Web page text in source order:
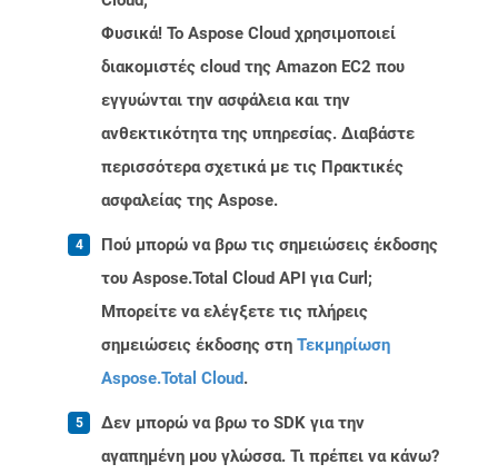
Φυσικά! Το Aspose Cloud χρησιμοποιεί
διακομιστές cloud της Amazon EC2 που
εγγυώνται την ασφάλεια και την
ανθεκτικότητα της υπηρεσίας. Διαβάστε
περισσότερα σχετικά με τις Πρακτικές
ασφαλείας της Aspose.
Πού μπορώ να βρω τις σημειώσεις έκδοσης
του Aspose.Total Cloud API για Curl;
Μπορείτε να ελέγξετε τις πλήρεις
σημειώσεις έκδοσης στη Τεκμηρίωση
Aspose.Total Cloud.
Δεν μπορώ να βρω το SDK για την
αγαπημένη μου γλώσσα. Τι πρέπει να κάνω?